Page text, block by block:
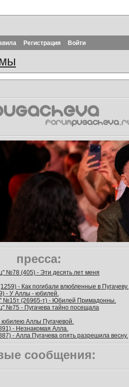
Регистрация Войти
пресса:
№78 (405) - Эти десять лет меня
- Как погибали влюбленные в Пугачеву.
- У Аллы - юбилей.
№15т (26965-т) - Юбилей Примадонны.
№75 - Пугачева тайно посещала
Аллы Пугачевой.
- Незнакомая Алла.
- Алла Пугачева опять разрешила весну.
сообщения: